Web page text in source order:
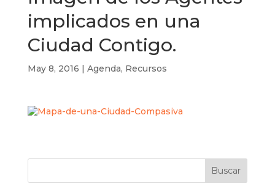
implicados en una
Ciudad Contigo.
May 8, 2016 | Agenda, Recursos